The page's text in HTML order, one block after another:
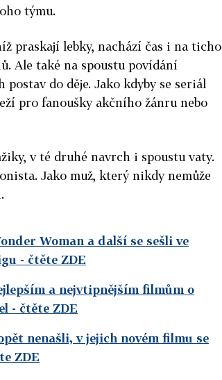
týmu.
praskají lebky, nachází čas i na ticho
Ale také na spoustu povídání
do děje. Jako kdyby se seriál
pro fanoušky akčního žánru nebo
v té druhé navrch i spoustu vaty.
Jako muž, který nikdy nemůže
Woman a další se sešli ve
- čtěte ZDE
a nejvtipnějším filmům o
- čtěte ZDE
nenašli, v jejich novém filmu se
ZDE